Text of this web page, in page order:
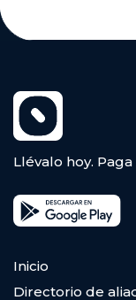
Llévalo hoy.
Inicio
Directorio de